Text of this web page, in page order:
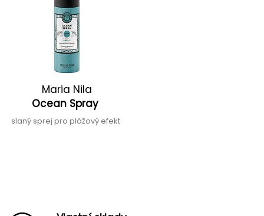
Maria Nila
Ocean Spray
slaný sprej pro plážový efekt